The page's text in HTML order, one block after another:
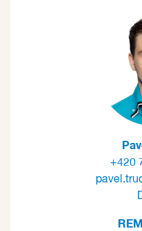
+420